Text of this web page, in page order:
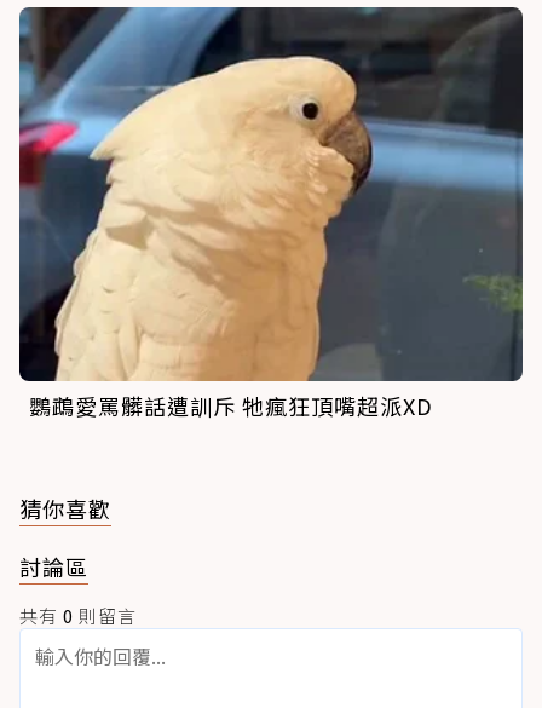
鸚鵡愛罵髒話遭訓斥 牠瘋狂頂嘴超派XD
猜你喜歡
討論區
共有 0 則留言